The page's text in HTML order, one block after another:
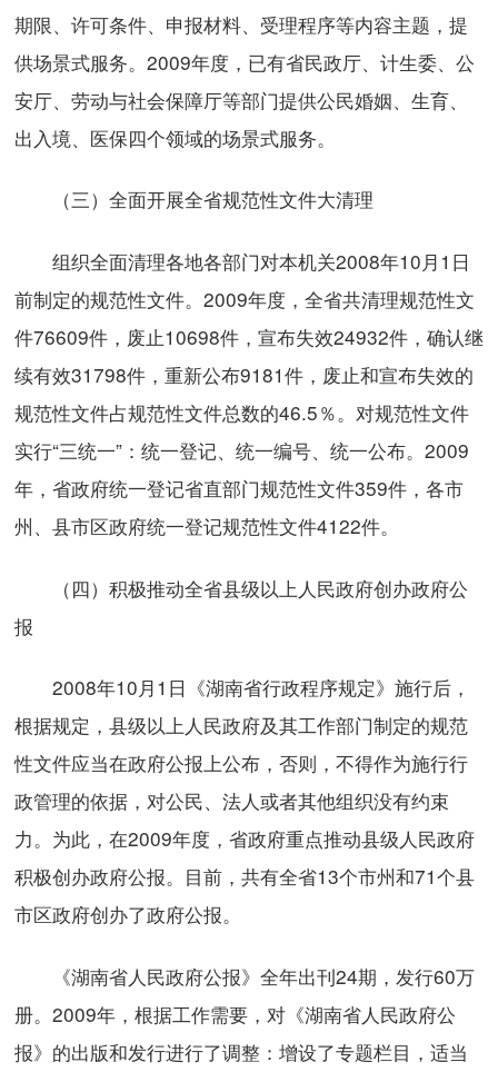
期限、许可条件、申报材料、受理程序等内容主题，提
供场景式服务。2009年度，已有省民政厅、计生委、公
安厅、劳动与社会保障厅等部门提供公民婚姻、生育、
出入境、医保四个领域的场景式服务。
（三）全面开展全省规范性文件大清理
组织全面清理各地各部门对本机关2008年10月1日
前制定的规范性文件。2009年度，全省共清理规范性文
件76609件，废止10698件，宣布失效24932件，确认继
续有效31798件，重新公布9181件，废止和宣布失效的
规范性文件占规范性文件总数的46.5％。对规范性文件
实行“三统一”：统一登记、统一编号、统一公布。2009
年，省政府统一登记省直部门规范性文件359件，各市
州、县市区政府统一登记规范性文件4122件。
（四）积极推动全省县级以上人民政府创办政府公
报
2008年10月1日《湖南省行政程序规定》施行后，
根据规定，县级以上人民政府及其工作部门制定的规范
性文件应当在政府公报上公布，否则，不得作为施行行
政管理的依据，对公民、法人或者其他组织没有约束
力。为此，在2009年度，省政府重点推动县级人民政府
积极创办政府公报。目前，共有全省13个市州和71个县
市区政府创办了政府公报。
《湖南省人民政府公报》全年出刊24期，发行60万
册。2009年，根据工作需要，对《湖南省人民政府公
报》的出版和发行进行了调整：增设了专题栏目，适当